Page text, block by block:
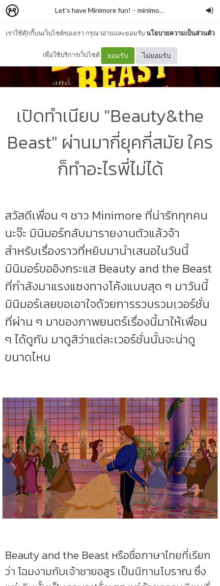
เราใช้คุ๊กกี้บนเว็บไซต์ของเรา กรุณาอ่านและยอมรับนโยบายความเป็นส่วนตัว
เพื่อใช้บริการเว็บไซต์ ยอมรับ ไม่ยอมรับ
Let’s have Minimore fun! – minimore
เปิดทำเนียบ "Beauty&the
Beast" ผ่านมากี่ยุคกี่สมัย ใคร
ก็ทำอะไรพี่ไม่ได้
สวัสดีเพื่อน ๆ ชาว Minimore ที่น่ารักทุกคน
นะจ๊ะ มินิมอร์กลับมารายงานตัวแล้วจ้า
สำหรับเรื่องราวที่หยิบมานำเสนอในวันนี้
มินิมอร์ขออิงกระแส Beauty and the Beast
ที่กำลังมาแรงแซงทางโค้งแบบสุด ๆ มาวันนี้
มินิมอร์เลยขอเอาใจด้วยการรวบรวมเวอร์ชั่น
ที่ผ่าน ๆ มาของภาพยนตร์เรื่องนี้มาให้เพื่อน
ๆ ได้ดูกัน มาดูสิว่าแต่ละเวอร์ชั่นนั้นจะน่าดู
ขนาดไหน
Beauty and the Beast หรือชื่อภาษาไทยที่เรียก
ว่า โฉมงามกับเจ้าชายอสูร เป็นนิทานโบราณ ซึ่ง